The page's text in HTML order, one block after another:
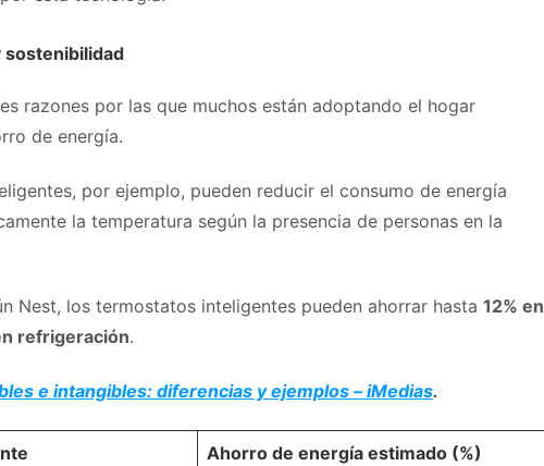
razones por las que muchos están adoptando el hogar
de energía.
por ejemplo, pueden reducir el consumo de energía
la temperatura según la presencia de personas en la
Nest, los termostatos inteligentes pueden ahorrar hasta 12% en
refrigeración.
e intangibles: diferencias y ejemplos – iMedias.
Ahorro de energía estimado (%)